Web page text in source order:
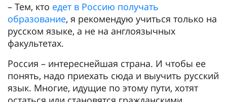
– Тем, кто едет в Россию получать
образование, я рекомендую учиться только на
русском языке, а не на англоязычных
факультетах.
Россия – интереснейшая страна. И чтобы ее
понять, надо приехать сюда и выучить русский
язык. Многие, идущие по этому пути, хотят